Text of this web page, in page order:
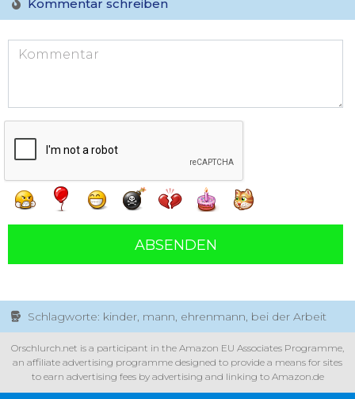
Kommentar schreiben
ABSENDEN
Schlagworte: kinder, mann, ehrenmann, bei der Arbeit
Orschlurch.net is a participant in the Amazon EU Associates Programme,
an affiliate advertising programme designed to provide a means for sites
to earn advertising fees by advertising and linking to Amazon.de